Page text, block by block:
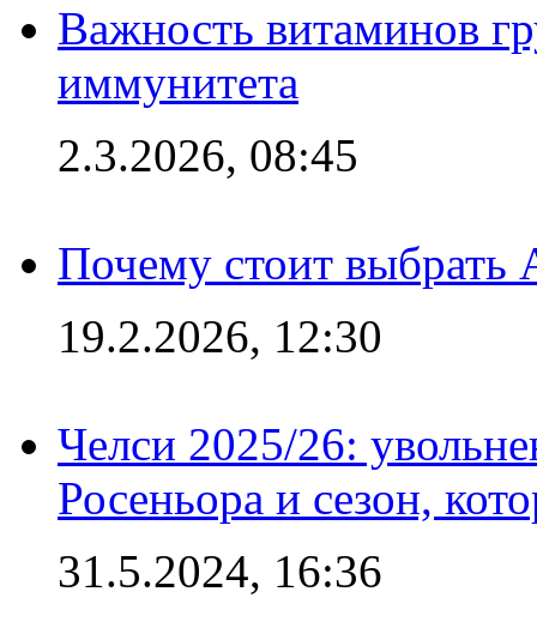
Важность витаминов
иммунитета
2.3.2026, 08:45
Почему стоит выбрать
19.2.2026, 12:30
Челси 2025/26:
Росеньора и сезон,
31.5.2024, 16:36